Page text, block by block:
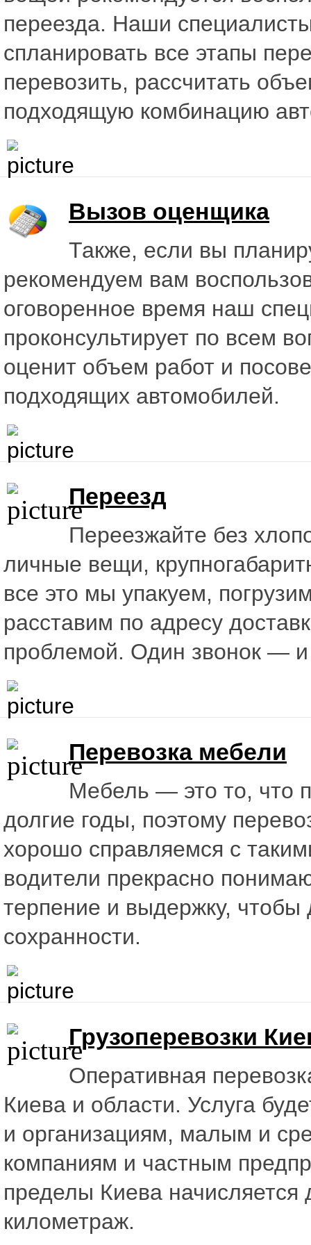
переезда. Наши
спланировать все этапы
перевозить, рассчитать
подходящую комбинацию
Вызов оценщика
Также, если вы
рекомендуем вам
оговоренное время наш
проконсультирует по всем
оценит объем работ и
подходящих автомобилей.
Переезд
Переезжайте без
личные вещи,
все это мы упакуем,
расставим по адресу
проблемой. Один звонок —
Перевозка мебели
Мебель — это то, что
долгие годы, поэтому
хорошо справляемся с
водители прекрасно
терпение и выдержку, чтобы
сохранности.
Грузоперевозки
Оперативная
Киева и области. Услуга
и организациям, малым и
компаниям и частным
пределы Киева начисляется
километраж.